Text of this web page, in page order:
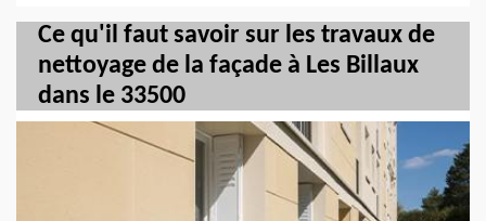
Ce qu'il faut savoir sur les travaux de
nettoyage de la façade à Les Billaux
dans le 33500